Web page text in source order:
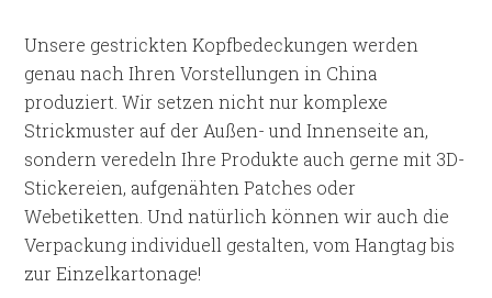
Unsere gestrickten Kopfbedeckungen werden
genau nach Ihren Vorstellungen in China
produziert. Wir setzen nicht nur komplexe
Strickmuster auf der Außen- und Innenseite an,
sondern veredeln Ihre Produkte auch gerne mit 3D-
Stickereien, aufgenähten Patches oder
Webetiketten. Und natürlich können wir auch die
Verpackung individuell gestalten, vom Hangtag bis
zurEinzelkartonage!